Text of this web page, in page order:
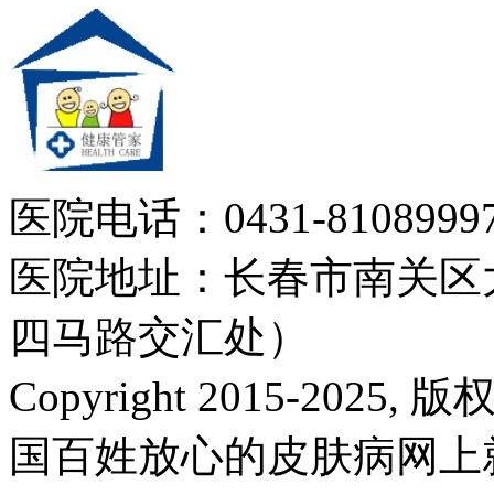
医院电话：0431-
医院地址：长春市南关
四马路交汇处）
Copyright 2015-2025, 版
国百姓放心的皮肤病网